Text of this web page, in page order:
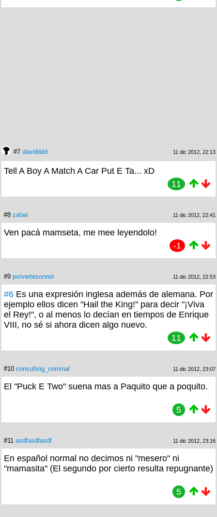
#7 davidddd 11 dic 2012, 22:13
Tell A Boy A Match A Car Put E Ta... xD
11
#8 zafari 11 dic 2012, 22:41
Ven pacá mamseta, me mee leyendolo!
-1
#9 porvertesonreir 11 dic 2012, 22:53
#6 Es una expresión inglesa además de alemana. Por
ejemplo ellos dicen "Hail the King!" para decir "¡Viva
el Rey!", o al menos lo decían en tiempos de Enrique
VIII, no sé si ahora dicen algo nuevo.
11
#10 consulting_criminal 11 dic 2012, 23:07
El "Puck E Two" suena mas a Paquito que a poquito.
5
#11 asdfasdfasdf 11 dic 2012, 23:16
En español normal no decimos ni "mesero" ni
"mamasita" (El segundo por cierto resulta repugnante)
5